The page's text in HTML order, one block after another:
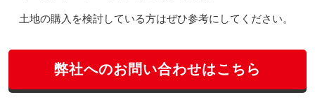
土地の購入を検討している方はぜひ参考にしてください。
弊社へのお問い合わせはこちら